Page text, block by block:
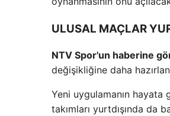
ULUSAL MAÇLAR
NTV Spor'un haberine
değişikliğine daha
Yeni uygulamanın hayata
takımları yurtdışında da